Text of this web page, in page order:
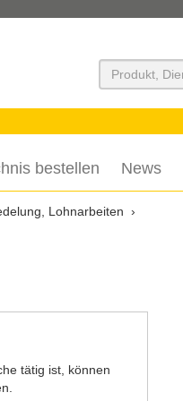
Suchen
bestellen News
Lohnarbeiten
tätig ist, können